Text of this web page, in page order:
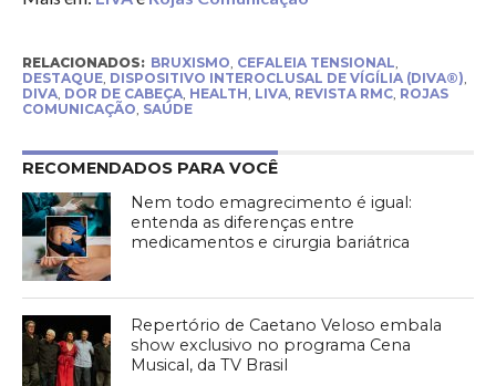
RELACIONADOS: BRUXISMO CEFALEIA TENSIONAL
DESTAQUE, DISPOSITIVO INTEROCLUSAL DE VÍGÍLIA (DIVA®)
DIVA, DOR DE CABEÇA, HEALTH LIVA, REVISTA RMC, ROJAS
COMUNICAÇÃO SAÚDE
RECOMENDADOS PARA VOCÊ
Nem todo emagrecimento é igual:
entenda as diferenças entre
medicamentos e cirurgia bariátrica
Repertório de Caetano Veloso embala
show exclusivo no programa Cena
Musical, da TV Brasil